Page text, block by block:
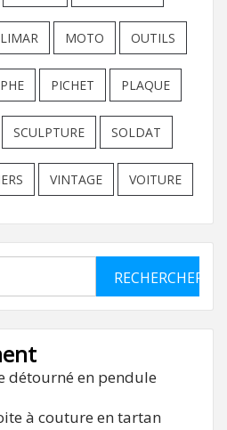
MOTO OUTILS
PICHET PLAQUE
SCULPTURE SOLDAT
VINTAGE VOITURE
détourné en pendule
à couture en tartan